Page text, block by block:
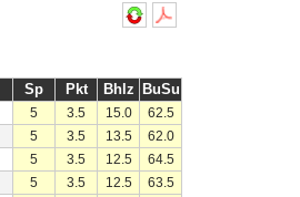
Sp Pkt Bhlz BuSu
5 3.5 15.0
62.5
5 3.5 13.5
62.0
5 3.5 12.5
64.5
5 3.5 12.5
63.5